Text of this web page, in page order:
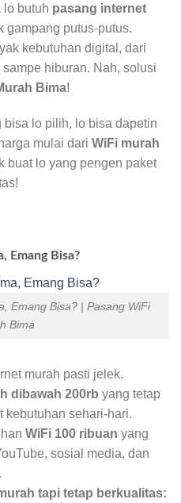
lo butuh pasang internet
gampang putus-putus.
kebutuhan digital, dari
hiburan. Nah, solusi
Bima!
bisa lo pilih, lo bisa dapetin
mulai dari WiFi murah
buat lo yang pengen paket
Emang Bisa?
Emang Bisa? | Pasang WiFi
Bima
murah pasti jelek.
dibawah 200rb yang tetap
kebutuhan sehari-hari.
WiFi 100 ribuan yang
sosial media, dan
tapi tetap berkualitas: